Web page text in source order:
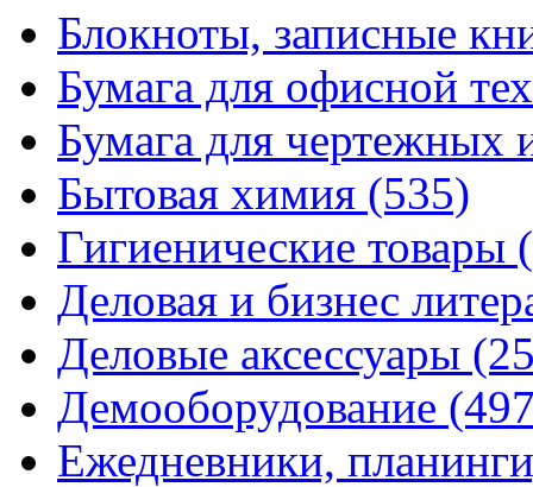
Блокноты, записные
Бумага для офисной
Бумага для чертежных
Бытовая химия (535)
Гигиенические товары
Деловая и бизнес
Деловые аксессуары
Демооборудование
Ежедневники,